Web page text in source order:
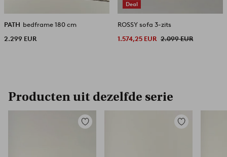
PATH
bedframe 180 cm
2.299 EUR
Deal
ROSSY sofa 3-zits
1.574,25 EUR 2.099 EUR
Producten uit dezelfde serie
Toevoegen
Toevoegen